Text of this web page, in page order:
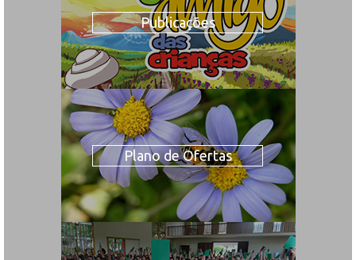
Publicações
Plano de Ofertas